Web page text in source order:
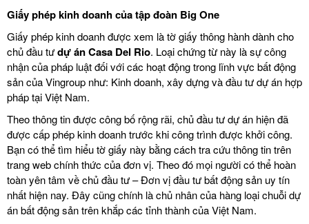
Giấy phép kinh doanh của tập đoàn Big One
Giấy phép kinh doanh được xem là tờ giấy thông hành dành cho
chủ đầu tưdự án Casa Del Rio. Loại chứng từ này là sự công
nhận của pháp luật đối với các hoạt động trong lĩnh vực bất động
sản của Vingroup như: Kinh doanh, xây dựng và đầu tư dự án hợp
pháp tại Việt Nam.
Theo thông tin được công bố rộng rãi, chủ đầu tư dự án hiện đã
được cấp phép kinh doanh trước khi công trình được khởi công.
Bạn có thể tìm hiểu tờ giấy này bằng cách tra cứu thông tin trên
trang web chính thức của đơn vị. Theo đó mọi người có thể hoàn
toàn yên tâm về chủ đầu tư – Đơn vị đầu tư bất động sản uy tín
nhất hiện nay. Đây cũng chính là chủ nhân của hàng loại chuỗi dự
án bất động sản trên khắp các tỉnh thành của Việt Nam.